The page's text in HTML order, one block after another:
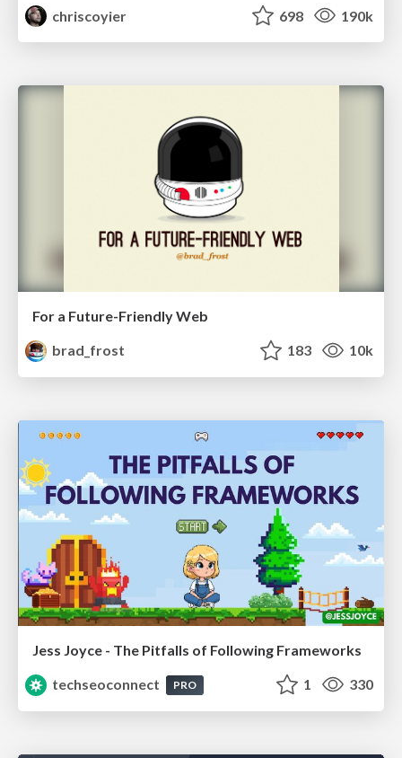
chriscoyier
698 190k
For a Future-Friendly Web
brad_frost
183 10k
Jess Joyce - The Pitfalls of Following Frameworks
techseoconnect
PRO 1 330